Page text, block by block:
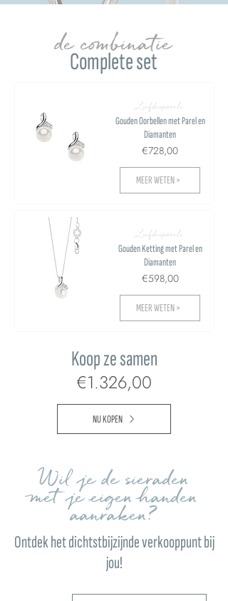
Complete set
de combinatie
Liefdesparels
Gouden Oorbellen met Parel en
Diamanten
€728,00
MEER WETEN >
Liefdesparels
Gouden Ketting met Parel en
Diamanten
€598,00
MEER WETEN >
Koop ze samen
€1.326,00
NU KOPEN
Wil je de sieraden
met je eigen handen
aanraken?
Ontdek het dichtstbijzijnde verkooppunt bij
jou!